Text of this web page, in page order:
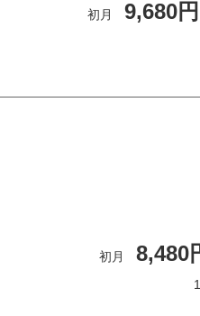
初月 9,680
初月 8,480